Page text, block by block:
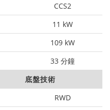
CCS2
11 kW
109 kW
33 分鐘
底盤技術
RWD